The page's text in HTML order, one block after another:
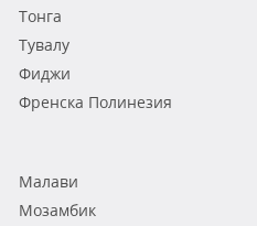
Тонга
Тувалу
Фиджи
Френска Полинезия
Малави
Мозамбик